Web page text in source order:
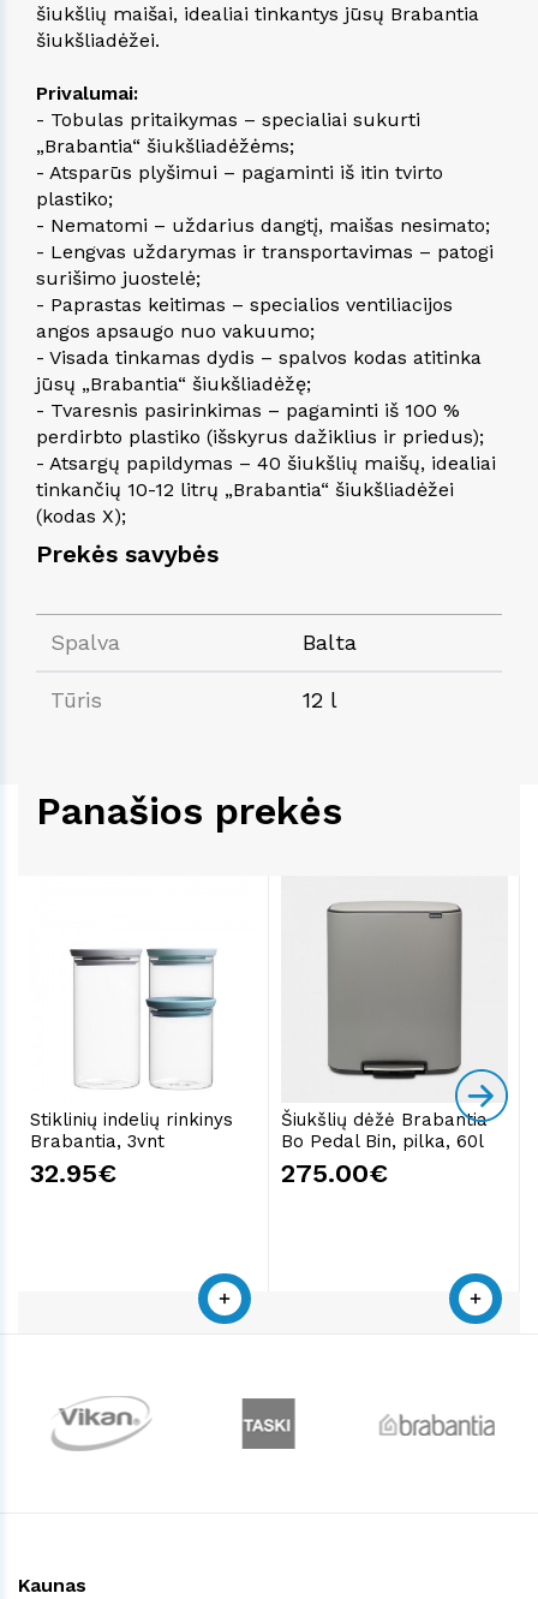
Prekės savybės
Spalva Balta
Tūris 12 l
šiukšlių maišai, idealiai tinkantys jūsų Brabantia
šiukšliadėžei.
Privalumai:
- Tobulas pritaikymas – specialiai sukurti
„Brabantia“ šiukšliadėžėms;
- Atsparūs plyšimui – pagaminti iš itin tvirto
plastiko;
- Nematomi – uždarius dangtį, maišas nesimato;
- Lengvas uždarymas ir transportavimas – patogi
surišimo juostelė;
- Paprastas keitimas – specialios ventiliacijos
angos apsaugo nuo vakuumo;
- Visada tinkamas dydis – spalvos kodas atitinka
jūsų „Brabantia“ šiukšliadėžę;
- Tvaresnis pasirinkimas – pagaminti iš 100 %
perdirbto plastiko (išskyrus dažiklius ir priedus);
- Atsargų papildymas – 40 šiukšlių maišų, idealiai
tinkančių 10-12 litrų „Brabantia“ šiukšliadėžei
(kodas X);
Panašios prekės
Stiklinių indelių rinkinys
Brabantia, 3vnt
32.95€
Šiukšlių dėžė Brabantia
Bo Pedal Bin, pilka, 60l
275.00€
Kaunas